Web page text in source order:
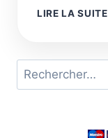
LIRE LA SUITE
Rechercher :